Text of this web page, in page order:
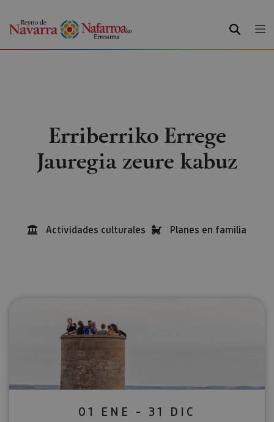
BILATU
Erriberriko Errege
Jauregia zeure kabuz
Actividades culturales Planes en familia
01 ENE - 31 DIC